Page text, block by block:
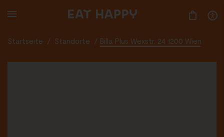
TO
Startseite / Standorte / Billa Plus Wexstr. 24 1200 Wien